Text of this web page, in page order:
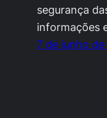
segurança
informações
7 de junho